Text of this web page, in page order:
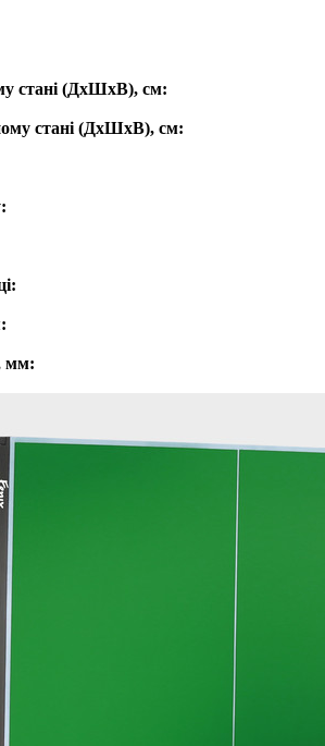
стані (ДхШхВ), см:
стані (ДхШхВ), см:
мм: